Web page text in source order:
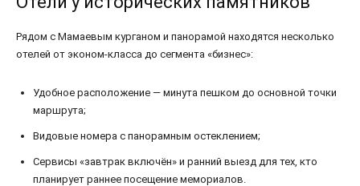
Рядом с Мамаевым курганом и панорамой находятся несколько
отелей от эконом-класса до сегмента «бизнес»:
Удобное расположение — минута пешком до основной точки
маршрута;
Видовые номера с панорамным остеклением;
Сервисы «завтрак включён» и ранний выезд для тех, кто
планирует раннее посещение мемориалов.